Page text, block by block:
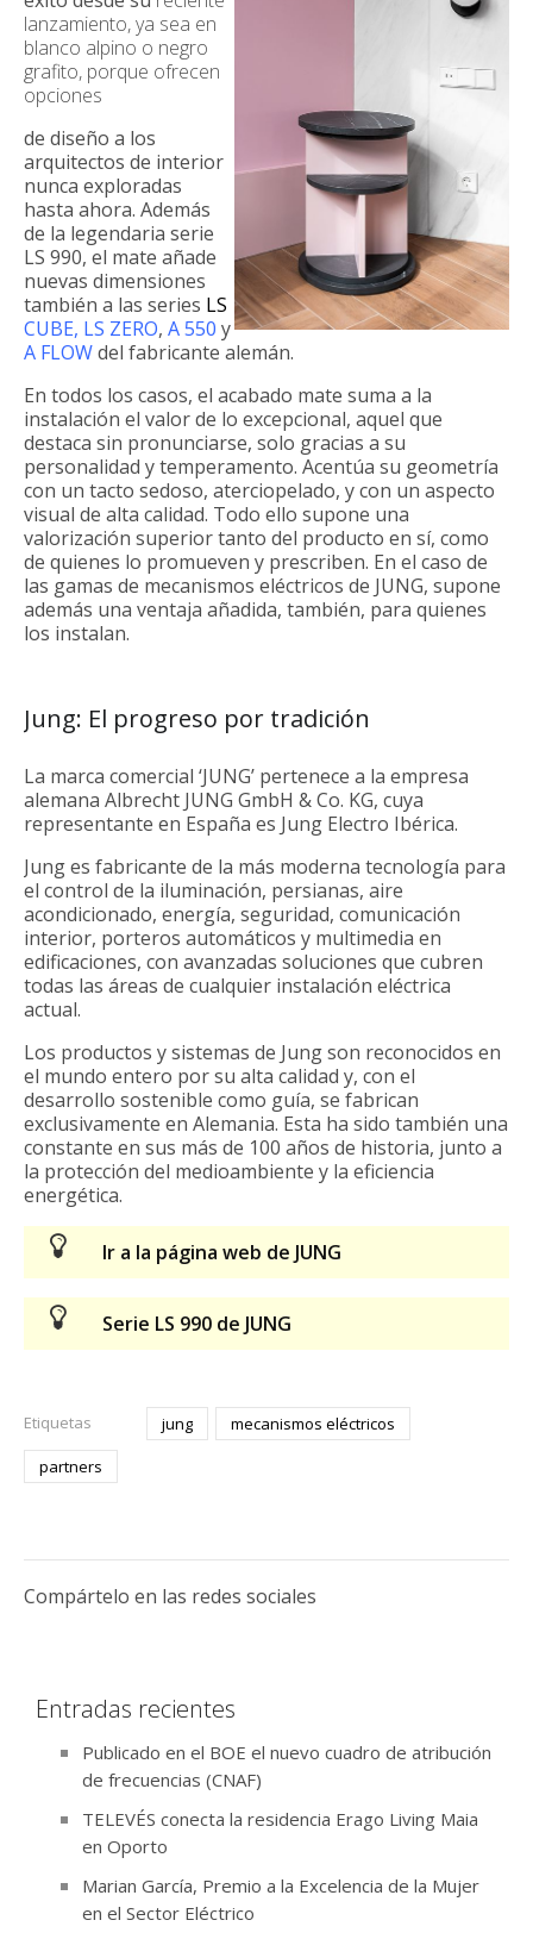
lanzamiento, ya sea en
blanco alpino o negro
grafito, porque ofrecen
opciones
de diseño a los
arquitectos de interior
nunca exploradas
hasta ahora. Además
de la legendaria serie
LS 990, el mate añade
nuevas dimensiones
también a las series LS
CUBE, LS ZERO, A 550 y
A FLOWdel fabricante alemán.
En todos los casos, el acabado mate suma a la
instalación el valor de lo excepcional, aquel que
destaca sin pronunciarse, solo gracias a su
personalidad y temperamento. Acentúa su geometría
con un tacto sedoso, aterciopelado, y con un aspecto
visual de alta calidad. Todo ello supone una
valorización superior tanto del producto en sí, como
de quienes lo promueven y prescriben. En el caso de
las gamas de mecanismos eléctricos de JUNG, supone
además una ventaja añadida, también, para quienes
los instalan.
Jung: El progreso por tradición
La marca comercial ‘JUNG’ pertenece a la empresa
alemana Albrecht JUNG GmbH & Co. KG, cuya
representante en España es Jung Electro Ibérica.
Jung es fabricante de la más moderna tecnología para
el control de la iluminación, persianas, aire
acondicionado, energía, seguridad, comunicación
interior, porteros automáticos y multimedia en
edificaciones, con avanzadas soluciones que cubren
todas las áreas de cualquier instalación eléctrica
actual.
Los productos y sistemas de Jung son reconocidos en
el mundo entero por su alta calidad y, con el
desarrollo sostenible como guía, se fabrican
exclusivamente en Alemania. Esta ha sido también una
constante en sus más de 100 años de historia, junto a
la protección del medioambiente y la eficiencia
energética.
Ir a la página web de JUNG
Serie LS 990 de JUNG
Etiquetas jung
mecanismos eléctricos
partners
Compártelo en las redes sociales
Entradas recientes
Publicado en el BOE el nuevo cuadro de atribución
de frecuencias (CNAF)
TELEVÉS conecta la residencia Erago Living Maia
en Oporto
Marian García, Premio a la Excelencia de la Mujer
en el Sector Eléctrico